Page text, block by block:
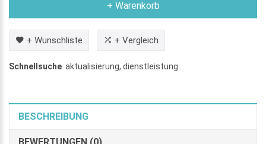
+ Warenkorb
+ Wunschliste + Vergleich
Schnellsuche aktualisierung, dienstleistung
BESCHREIBUNG
BEWERTUNGEN (0)